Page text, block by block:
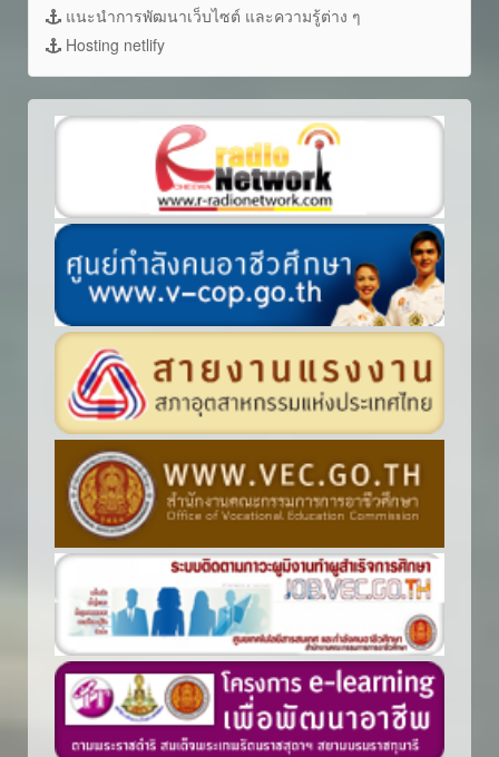
แนะนำการพัฒนาเว็บไซต์ และความรู้ต่าง ๆ
Hosting netlify